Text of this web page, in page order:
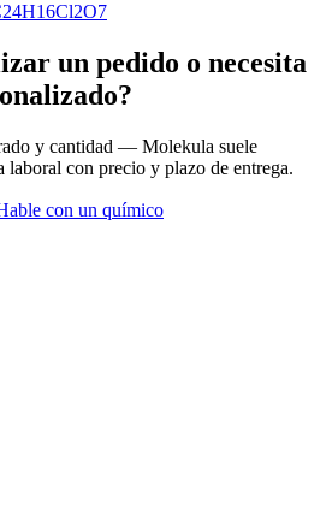
un pedido o necesita
y cantidad — Molekula suele
laboral con precio y plazo de entrega.
con un químico